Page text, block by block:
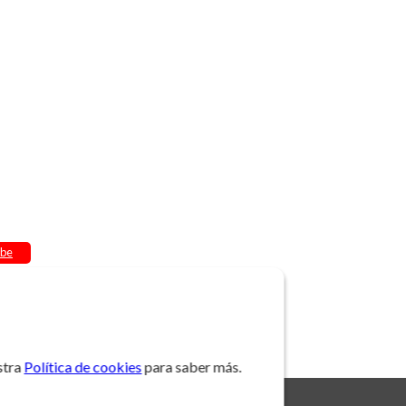
Política de cookiespara saber más.